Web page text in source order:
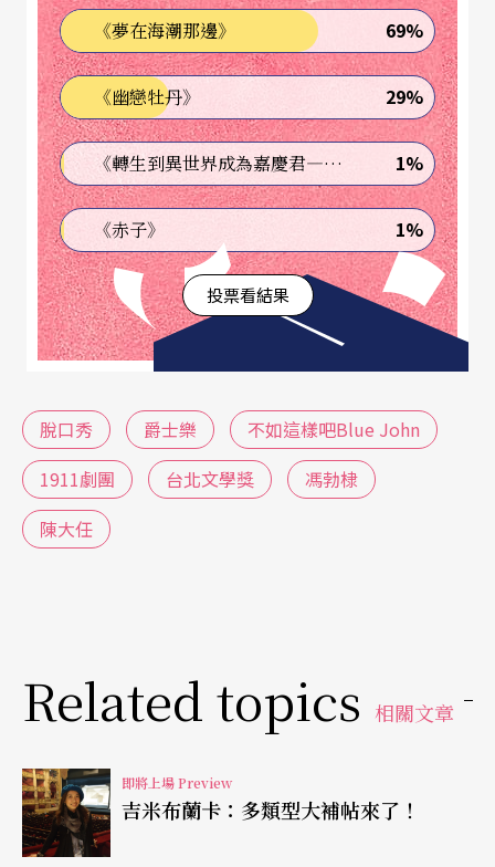
強調即興與互動的脫口秀演出，落實在文本上，更
需要精準的語言節奏與策略。馮勃棣深受饒舌音樂
的啟發，他認為，語言是一種音樂性的存在，不論
是獨白、對話，都要考慮台詞的音樂性來進行書寫
與編排，連標點符號都是呼吸上的暗示。「劇本試
圖營造文字、脫口秀與音樂的互動與交流，希望音
樂就是文字的一部分，兩相交融不分你我。裡面甚
至有薩克斯風與人的對話，類似『神交』的感
受。」
導演陳大任說，馮勃棣永遠書寫著寂寞，角色用無
止盡的嘴炮來隱匿自己的無助，滔滔不絕的語言底
下，其實躲藏著一個渴望被理解的孤獨靈魂。「一
聽覺處理是一大挑戰，陳大任特別找來蔣韜編寫音
樂，並指揮爵士樂團演出。現場樂團與薩克斯風
手，形成兩種語言的對比。陳大任說，現場樂隊代
表的是現代人浮誇卻很空洞的話語，呼應第一種說
話的層次──「大話」。對照在光譜另一端的，是
《夢在海潮那邊》 69%
《幽戀牡丹》 29%
《轉生到異世界成為嘉慶君—發現我的祖先是詐騙集團!?》 1%
《赤子》 1%
投票看結果
脫口秀 爵士樂
不如這樣吧Blue John
1911劇團
台北文學獎
馮勃棣
陳大任
Related topics 相關文章
即將上場 Preview
吉米布蘭卡：多類型大補帖來了！